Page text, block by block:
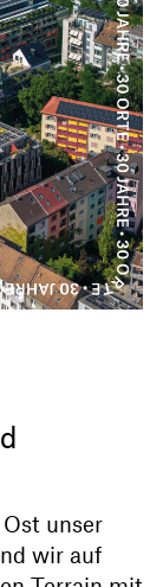
unser
wir auf